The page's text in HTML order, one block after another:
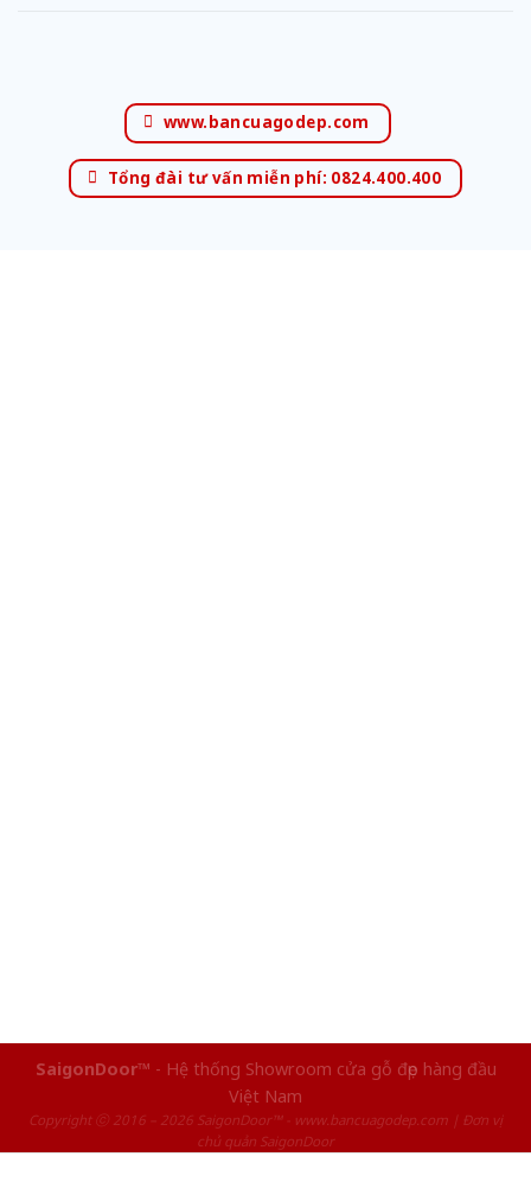
www.bancuagodep.com
Tổng đài tư vấn miễn phí: 0824.400.400
SaigonDoor™ - Hệ thống Showroom cửa gỗ đẹp hàng đầu
Việt Nam
Copyright ⓒ 2016 – 2026 SaigonDoor™ - www.bancuagodep.com | Đơn vị
chủ quản SaigonDoor